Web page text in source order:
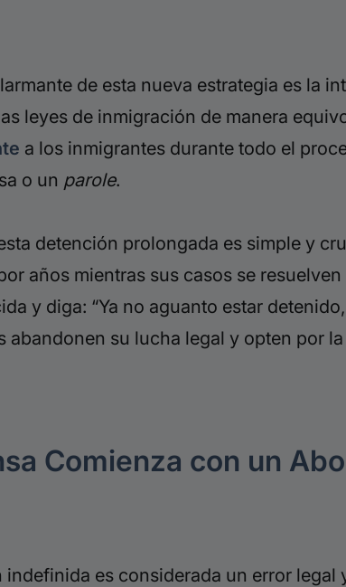
de esta nueva estrategia es la
leyes de inmigración de manera
a los inmigrantes durante todo el
o un parole.
detención prolongada es simple y
años mientras sus casos se
y diga: “Ya no aguanto estar
abandonen su lucha legal y opten por
Comienza con un
indefinida es considerada un error